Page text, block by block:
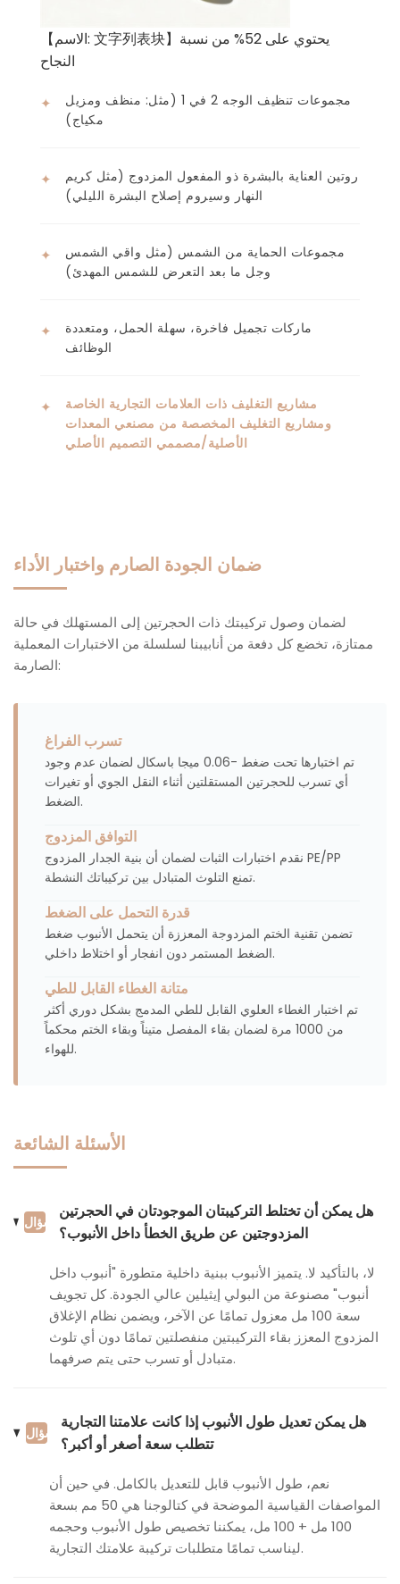
【الاسم: 文字列表块】يحتوي على 52% من نسبة
النجاح
✦
مجموعات تنظيف الوجه 2 في 1 (مثل: منظف ومزيل
مكياج)
✦
روتين العناية بالبشرة ذو المفعول المزدوج (مثل كريم
النهار وسيروم إصلاح البشرة الليلي)
✦
مجموعات الحماية من الشمس (مثل واقي الشمس
وجل ما بعد التعرض للشمس المهدئ)
✦
ماركات تجميل فاخرة، سهلة الحمل، ومتعددة
الوظائف
✦
مشاريع التغليف ذات العلامات التجارية الخاصة
ومشاريع التغليف المخصصة من مصنعي المعدات
الأصلية/مصممي التصميم الأصلي
ضمان الجودة الصارم واختبار الأداء
لضمان وصول تركيبتك ذات الحجرتين إلى المستهلك في حالة
ممتازة، تخضع كل دفعة من أنابيبنا لسلسلة من الاختبارات المعملية
الصارمة:
تسرب الفراغ
تم اختبارها تحت ضغط -0.06 ميجا باسكال لضمان عدم وجود
أي تسرب للحجرتين المستقلتين أثناء النقل الجوي أو تغيرات
الضغط.
التوافق المزدوج
نقدم اختبارات الثبات لضمان أن بنية الجدار المزدوج PE/PP
تمنع التلوث المتبادل بين تركيباتك النشطة.
قدرة التحمل على الضغط
تضمن تقنية الختم المزدوجة المعززة أن يتحمل الأنبوب ضغط
الضغط المستمر دون انفجار أو اختلاط داخلي.
متانة الغطاء القابل للطي
تم اختبار الغطاء العلوي القابل للطي المدمج بشكل دوري أكثر
من 1000 مرة لضمان بقاء المفصل متيناً وبقاء الختم محكماً
للهواء.
الأسئلة الشائعة
سؤال
هل يمكن أن تختلط التركيبتان الموجودتان في الحجرتين
المزدوجتين عن طريق الخطأ داخل الأنبوب؟
لا، بالتأكيد لا. يتميز الأنبوب ببنية داخلية متطورة "أنبوب داخل
أنبوب" مصنوعة من البولي إيثيلين عالي الجودة. كل تجويف
سعة 100 مل معزول تمامًا عن الآخر، ويضمن نظام الإغلاق
المزدوج المعزز بقاء التركيبتين منفصلتين تمامًا دون أي تلوث
متبادل أو تسرب حتى يتم صرفهما.
سؤال
هل يمكن تعديل طول الأنبوب إذا كانت علامتنا التجارية
تتطلب سعة أصغر أو أكبر؟
نعم، طول الأنبوب قابل للتعديل بالكامل. في حين أن
المواصفات القياسية الموضحة في كتالوجنا هي 50 مم بسعة
100 مل + 100 مل، يمكننا تخصيص طول الأنبوب وحجمه
ليناسب تمامًا متطلبات تركيبة علامتك التجارية.